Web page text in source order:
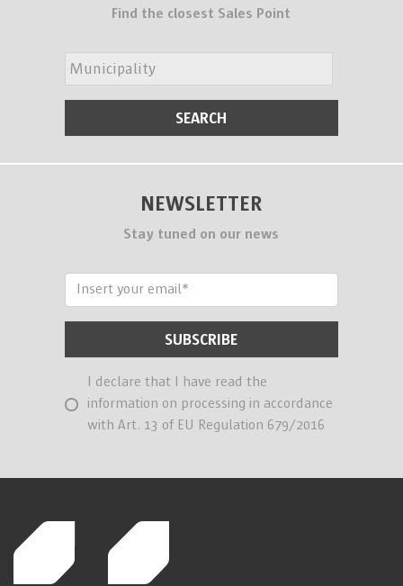
Find the closest Sales Point
NEWSLETTER
Stay tuned on our news
I declare that I have read the
information on processing in accordance
with Art. 13 of EU Regulation 679/2016